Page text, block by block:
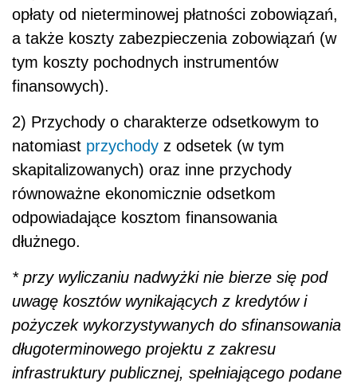
opłaty od nieterminowej płatności zobowiązań,
a także koszty zabezpieczenia zobowiązań (w
tym koszty pochodnych instrumentów
finansowych).
2) Przychody o charakterze odsetkowym to
natomiast przychody z odsetek (w tym
skapitalizowanych) oraz inne przychody
równoważne ekonomicznie odsetkom
odpowiadające kosztom finansowania
dłużnego.
* przy wyliczaniu nadwyżki nie bierze się pod
uwagę kosztów wynikających z kredytów i
pożyczek wykorzystywanych do sfinansowania
długoterminowego projektu z zakresu
infrastruktury publicznej, spełniającego podane